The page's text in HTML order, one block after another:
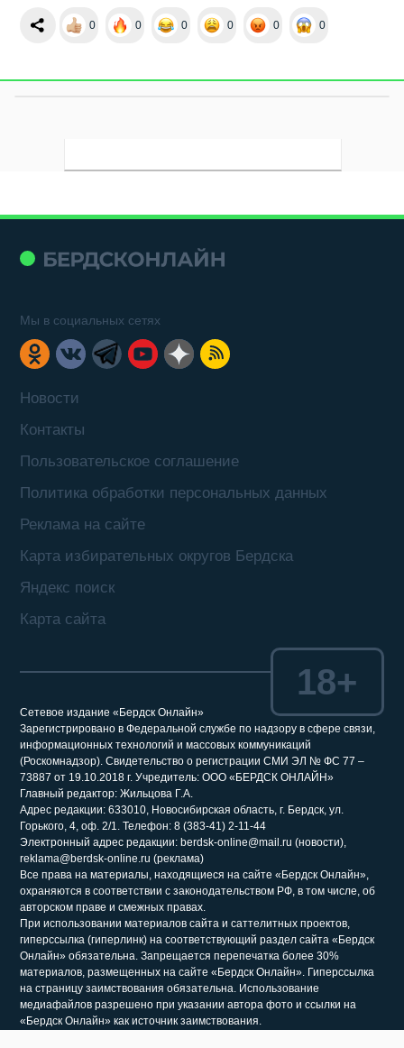
0 0 0 0 0 0
Новости
Контакты
Пользовательское соглашение
Политика обработки персональных данных
Реклама на сайте
Карта избирательных округов Бердска
Яндекс поиск
Карта сайта
Мы в социальных сетях
Сетевое издание «Бердск Онлайн»
Зарегистрировано в Федеральной службе по надзору в сфере связи,
информационных технологий и массовых коммуникаций
(Роскомнадзор). Свидетельство о регистрации СМИ ЭЛ № ФС 77 –
73887 от 19.10.2018 г. Учредитель: ООО «БЕРДСК ОНЛАЙН»
Главный редактор: Жильцова Г.А.
Адрес редакции: 633010, Новосибирская область, г. Бердск, ул.
Горького, 4, оф. 2/1. Телефон: 8 (383-41) 2-11-44
Электронный адрес редакции: berdsk-online@mail.ru (новости),
reklama@berdsk-online.ru (реклама)
Все права на материалы, находящиеся на сайте «Бердск Онлайн»,
охраняются в соответствии с законодательством РФ, в том числе, об
авторском праве и смежных правах.
При использовании материалов сайта и саттелитных проектов,
гиперссылка (гиперлинк) на соответствующий раздел сайта «Бердск
Онлайн» обязательна. Запрещается перепечатка более 30%
материалов, размещенных на сайте «Бердск Онлайн». Гиперссылка
на страницу заимствования обязательна. Использование
медиафайлов разрешено при указании автора фото и ссылки на
«Бердск Онлайн» как источник заимствования.
18+